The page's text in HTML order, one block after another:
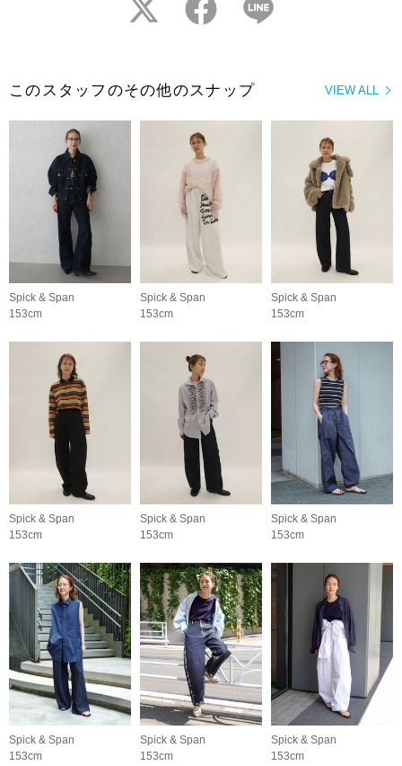
VIEW ALL
このスタッフのその他のスナップ
Spick & Span
153cm
Spick & Span
153cm
Spick & Span
153cm
Spick & Span
153cm
Spick & Span
153cm
Spick & Span
153cm
Spick & Span
153cm
Spick & Span
153cm
Spick & Span
153cm